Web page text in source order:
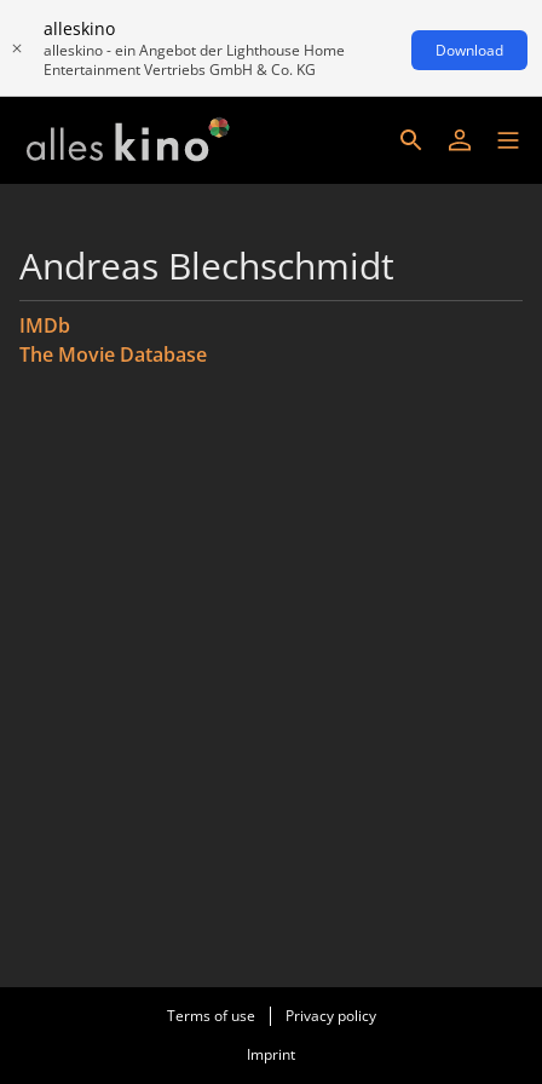
alleskino
alleskino - ein Angebot der Lighthouse Home
Entertainment Vertriebs GmbH & Co. KG
Download
Andreas Blechschmidt
IMDb
The Movie Database
Terms of use
Privacy policy
Imprint